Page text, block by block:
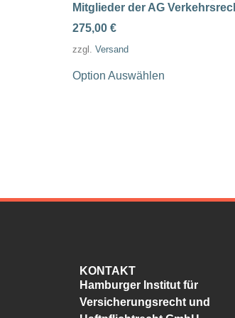
Mitglieder der AG
275,00 €
zzgl. Versand
Option Auswählen
KONTAKT
Hamburger Institut für
Versicherungsrecht und